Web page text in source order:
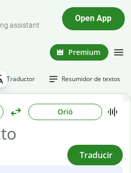
assistant
Open App
Premium
Traductor Resumidor de textos
Orió
Traducir